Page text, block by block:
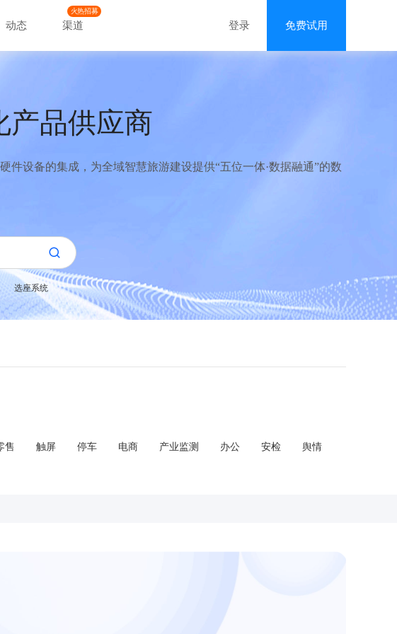
动态
火热招募
渠道 登录 免费试用
产品供应商
设备的集成，为全域智慧旅游建设提供“五位一体·数据融通”的数
选座系统
售 触屏 停车 电商 产业监测 办公 安检
舆情